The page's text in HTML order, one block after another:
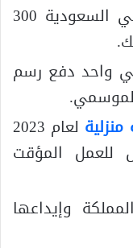
تتقاضى وكالة الاستقدام في السعودية 300
واحد دفع رسم
لعام 2023
المؤقت
وإيداعها